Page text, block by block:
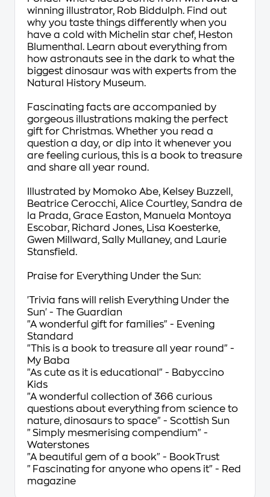
winning illustrator, Rob Biddulph. Find out
why you taste things differently when you
have a cold with Michelin star chef, Heston
Blumenthal. Learn about everything from
how astronauts see in the dark to what the
biggest dinosaur was with experts from the
Natural History Museum.
Fascinating facts are accompanied by
gorgeous illustrations making the perfect
gift for Christmas. Whether you read a
question a day, or dip into it whenever you
are feeling curious, this is a book to treasure
and share all year round.
Illustrated by Momoko Abe, Kelsey Buzzell,
Beatrice Cerocchi, Alice Courtley, Sandra de
la Prada, Grace Easton, Manuela Montoya
Escobar, Richard Jones, Lisa Koesterke,
Gwen Millward, Sally Mullaney, and Laurie
Stansfield.
Praise for Everything Under the Sun:
'Trivia fans will relish Everything Under the
Sun' - The Guardian
"A wonderful gift for families" - Evening
Standard
"This is a book to treasure all year round" -
My Baba
"As cute as it is educational" - Babyccino
Kids
"A wonderful collection of 366 curious
questions about everything from science to
nature, dinosaurs to space" - Scottish Sun
"Simply mesmerising compendium" -
Waterstones
"A beautiful gem of a book" - BookTrust
"Fascinating for anyone who opens it" - Red
magazine